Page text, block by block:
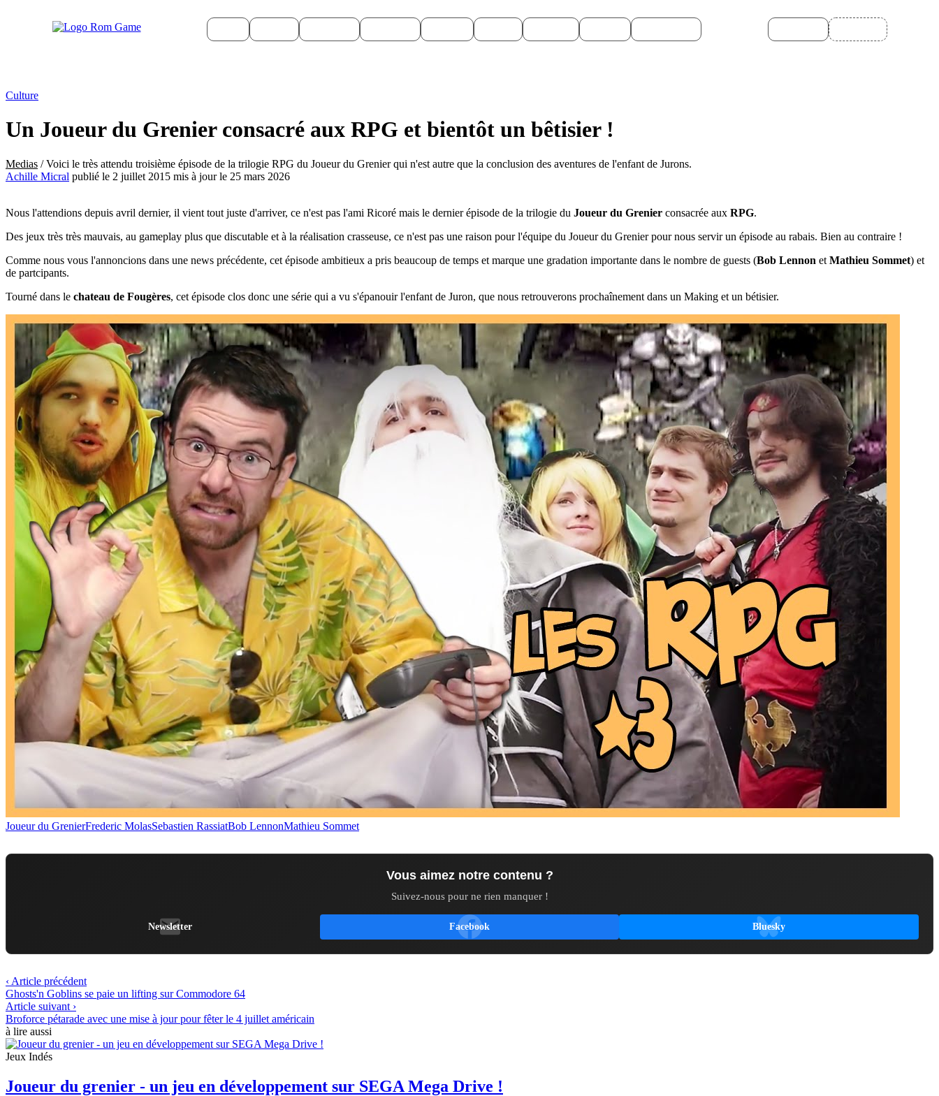
Culture
Un Joueur du Grenier consacré aux RPG et bientôt un bêtisier !
Medias /Voici le très attendu troisième épisode de la trilogie RPG du Joueur du Grenier qui n'est autre que la conclusion des aventures de l'enfant de Jurons.
Achille Micral publié le 2 juillet 2015 mis à jour le 25 mars 2026
Nous l'attendions depuis avril dernier, il vient tout juste d'arriver, ce n'est pas l'ami Ricoré mais le dernier épisode de la trilogie du Joueur du Grenier consacrée aux RPG.
Des jeux très très mauvais, au gameplay plus que discutable et à la réalisation crasseuse, ce n'est pas une raison pour l'équipe du Joueur du Grenier pour nous servir un épisode au rabais. Bien au contraire !
Comme nous vous l'annoncions dans une news précédente, cet épisode ambitieux a pris beaucoup de temps et marque une gradation importante dans le nombre de guests (Bob Lennon et Mathieu Sommet) et
de partcipants.
Tourné dans le chateau de Fougères, cet épisode clos donc une série qui a vu s'épanouir l'enfant de Juron, que nous retrouverons prochaînement dans un Making et un bétisier.
Joueur du GrenierFrederic MolasSebastien RassiatBob LennonMathieu Sommet
Vous aimez notre contenu ?
Suivez-nous pour ne rien manquer !
Newsletter Facebook Bluesky
‹ Article précédent
Ghosts'n Goblins se paie un lifting sur Commodore 64
Article suivant ›
Broforce pétarade avec une mise à jour pour fêter le 4 juillet américain
à lire aussi
Jeux Indés
Joueur du grenier - un jeu en développement sur SEGA Mega Drive !